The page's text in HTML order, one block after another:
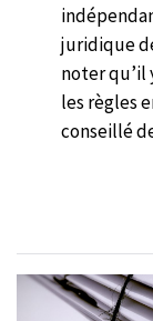
juridique
noter qu’il
les règles
conseillé